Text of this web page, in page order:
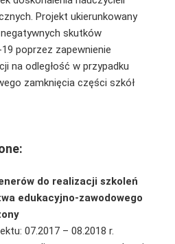
Projekt ukierunkowany
skutków
poprzez zapewnienie
na odległość w przypadku
zamknięcia części szkół
do realizacji szkoleń
edukacyjno-zawodowego
07.2017 – 08.2018 r.